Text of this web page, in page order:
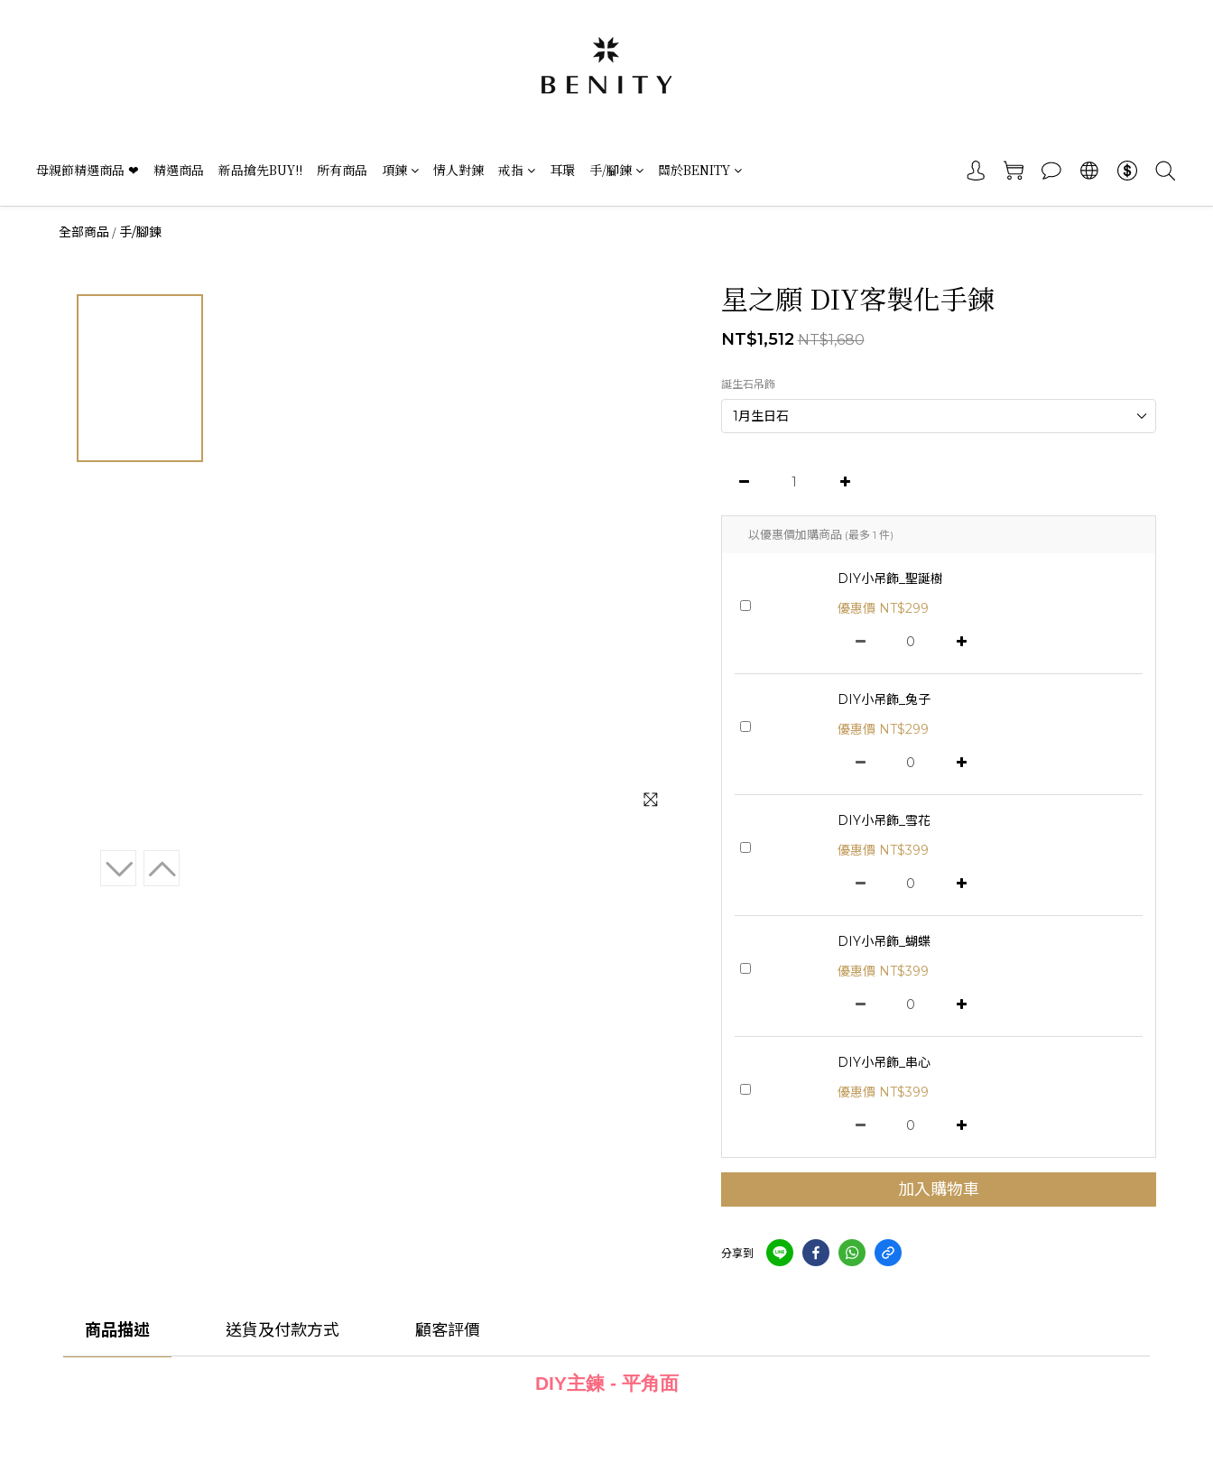
母親節精選商品 ❤ 精選商品 新品搶先BUY!! 所有商品 項鍊 情人對鍊 戒指 耳環 手/腳鍊 關於BENITY
全部商品 / 手/腳鍊
星之願 DIY客製化手鍊
NT$1,512 NT$1,680
誕生石吊飾
以優惠價加購商品 (最多 1 件)
DIY小吊飾_聖誕樹
優惠價 NT$299
DIY小吊飾_兔子
優惠價 NT$299
DIY小吊飾_雪花
優惠價 NT$399
DIY小吊飾_蝴蝶
優惠價 NT$399
DIY小吊飾_串心
優惠價 NT$399
加入購物車
分享到
商品描述 送貨及付款方式 顧客評價
DIY主鍊 - 平角面